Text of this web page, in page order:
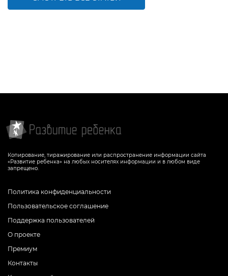
Копирование, тиражирование или распространение информации сайта
«Развитие ребенка» на любых носителях информации и в любом виде
запрещено.
Политика конфиденциальности
Пользовательское соглашение
Поддержка пользователей
О проекте
Премиум
Контакты